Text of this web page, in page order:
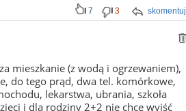
skomentuj
7 3
mieszkanie (z wodą i ogrzewaniem),
do tego prąd, dwa tel. komórkowe,
lekarstwa, ubrania, szkoła
i dla rodziny 2+2 nie chce wyjść